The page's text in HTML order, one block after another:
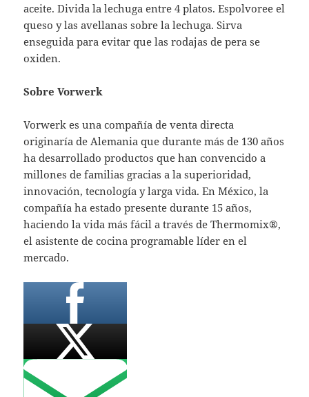
aceite. Divida la lechuga entre 4 platos. Espolvoree el
queso y las avellanas sobre la lechuga. Sirva
enseguida para evitar que las rodajas de pera se
oxiden.
Sobre Vorwerk
Vorwerk es una compañía de venta directa
originaría de Alemania que durante más de 130 años
ha desarrollado productos que han convencido a
millones de familias gracias a la superioridad,
innovación, tecnología y larga vida. En México, la
compañía ha estado presente durante 15 años,
haciendo la vida más fácil a través de Thermomix®,
el asistente de cocina programable líder en el
mercado.